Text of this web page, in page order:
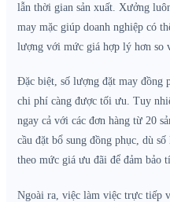
lẫn thời gian sản xuất. Xưởng
may mặc giúp doanh nghiệp có
lượng với mức giá hợp lý hơn so
Đặc biệt, số lượng đặt may đồng
chi phí càng được tối ưu. Tuy
ngay cả với các đơn hàng từ 20
cầu đặt bổ sung đồng phục, dù
theo mức giá ưu đãi để đảm bảo
Ngoài ra, việc làm việc trực tiếp